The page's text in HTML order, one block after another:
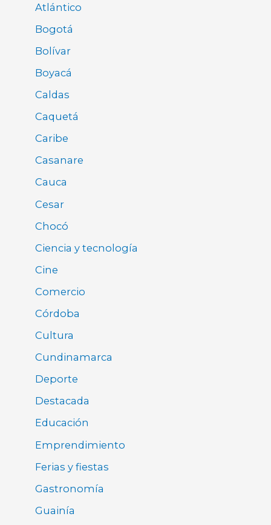
Atlántico
Bogotá
Bolívar
Boyacá
Caldas
Caquetá
Caribe
Casanare
Cauca
Cesar
Chocó
Ciencia y tecnología
Cine
Comercio
Córdoba
Cultura
Cundinamarca
Deporte
Destacada
Educación
Emprendimiento
Ferias y fiestas
Gastronomía
Guainía